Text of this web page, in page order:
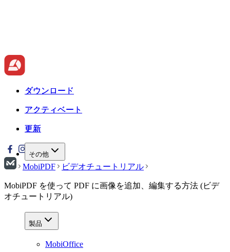
ダウンロード
アクティベート
更新
その他
ダウンロード
アクティベート
更新
MobiPDF ビデオチュートリアル
MobiPDF を使って PDF に画像を追加、編集する方法 (ビデ
オチュートリアル)
製品
MobiOffice